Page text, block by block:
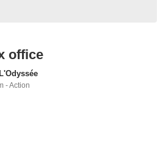
office
L'Odyssée
- Action